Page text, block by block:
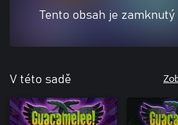
Tento obsah je zamknutý
V této sadě